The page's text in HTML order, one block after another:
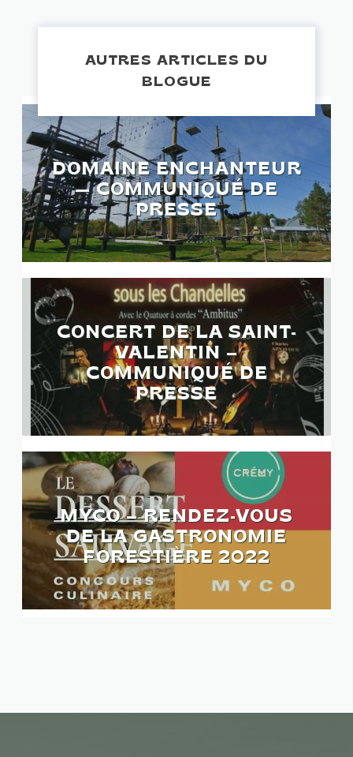
AUTRES ARTICLES DU
BLOGUE
DOMAINE ENCHANTEUR
— COMMUNIQUÉ DE
PRESSE
CONCERT DE LA SAINT-
VALENTIN –
COMMUNIQUÉ DE
PRESSE
MYCO – RENDEZ-VOUS
DE LA GASTRONOMIE
FORESTIÈRE 2022